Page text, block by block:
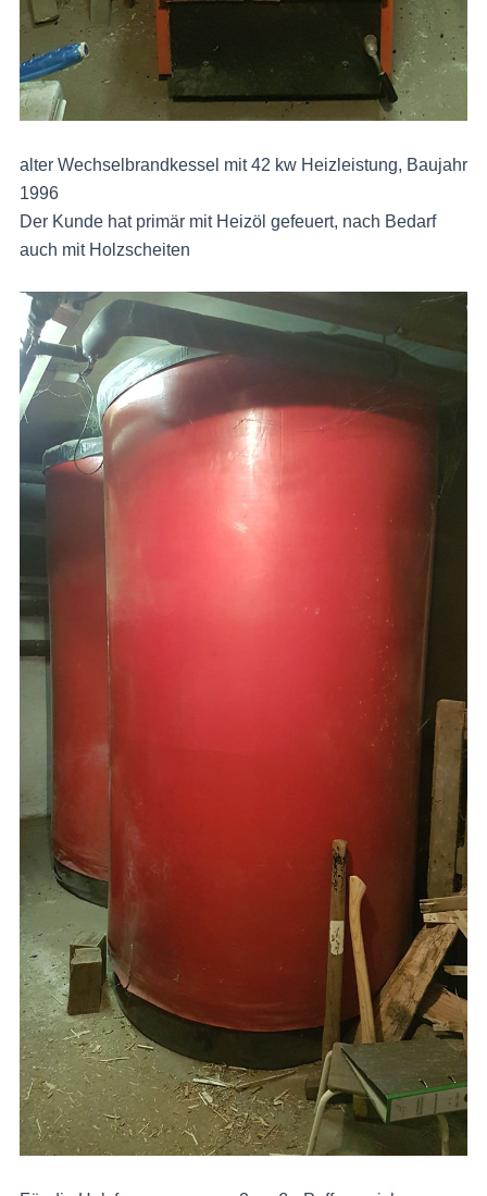
alter Wechselbrandkessel mit 42 kw Heizleistung, Baujahr
1996
Der Kunde hat primär mit Heizöl gefeuert, nach Bedarf
auch mit Holzscheiten